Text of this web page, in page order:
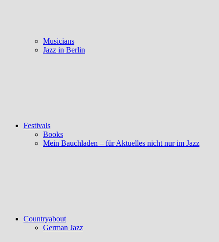
Musicians
Jazz in Berlin
Festivals
Books
Mein Bauchladen – für Aktuelles nicht nur im Jazz
Countryabout
German Jazz